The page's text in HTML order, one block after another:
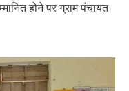
होने पर ग्राम पंचायत